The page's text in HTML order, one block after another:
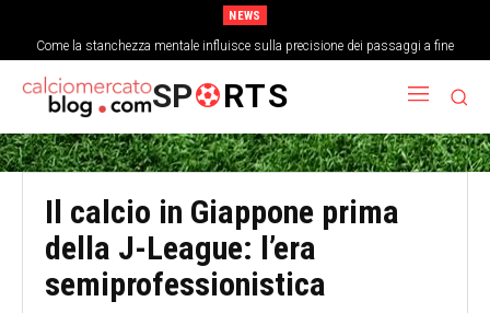
NEWS
Come la stanchezza mentale influisce sulla precisione dei passaggi a fine
partita
La storia dimenticata della Coppa delle Fiere e l’evoluzione delle coppe europee
SP RTS
Il calcio in Giappone prima
della J-League: l’era
semiprofessionistica